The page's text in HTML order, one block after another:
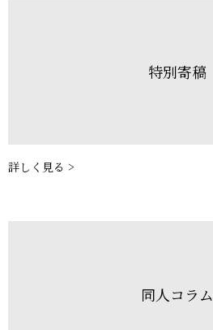
特別寄稿
詳しく見る >
同人コラム